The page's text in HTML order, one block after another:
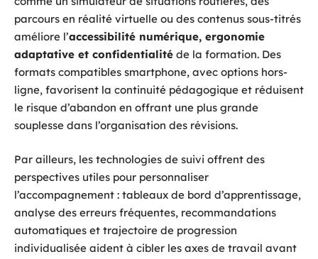
parcours en réalité virtuelle ou des contenus sous-titrés
améliore l’accessibilité numérique, ergonomie
adaptative et confidentialité de la formation. Des
formats compatibles smartphone, avec options hors-
ligne, favorisent la continuité pédagogique et réduisent
le risque d’abandon en offrant une plus grande
souplesse dans l’organisation des révisions.
Par ailleurs, les technologies de suivi offrent des
perspectives utiles pour personnaliser
l’accompagnement : tableaux de bord d’apprentissage,
analyse des erreurs fréquentes, recommandations
automatiques et trajectoire de progression
individualisée aident à cibler les axes de travail avant